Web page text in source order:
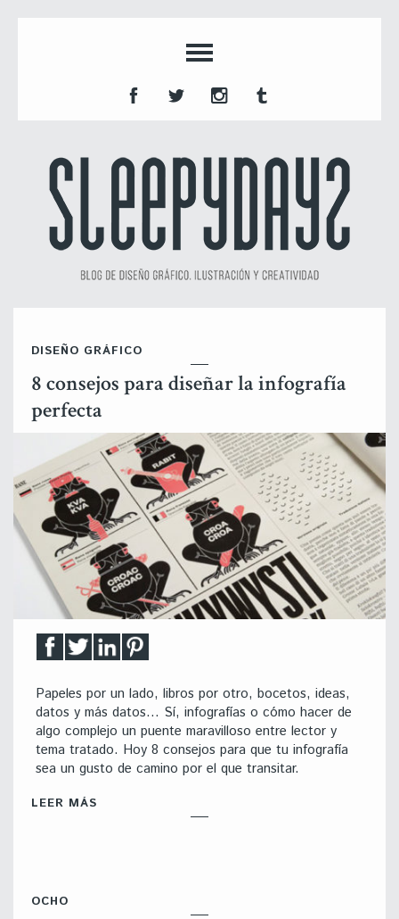
DISEÑO GRÁFICO
8 consejos para diseñar la infografía
perfecta
Papeles por un lado, libros por otro, bocetos, ideas,
datos y más datos… Sí, infografías o cómo hacer de
algo complejo un puente maravilloso entre lector y
tema tratado. Hoy 8 consejos para que tu infografía
sea un gusto de camino por el que transitar.
LEER MÁS
OCHO